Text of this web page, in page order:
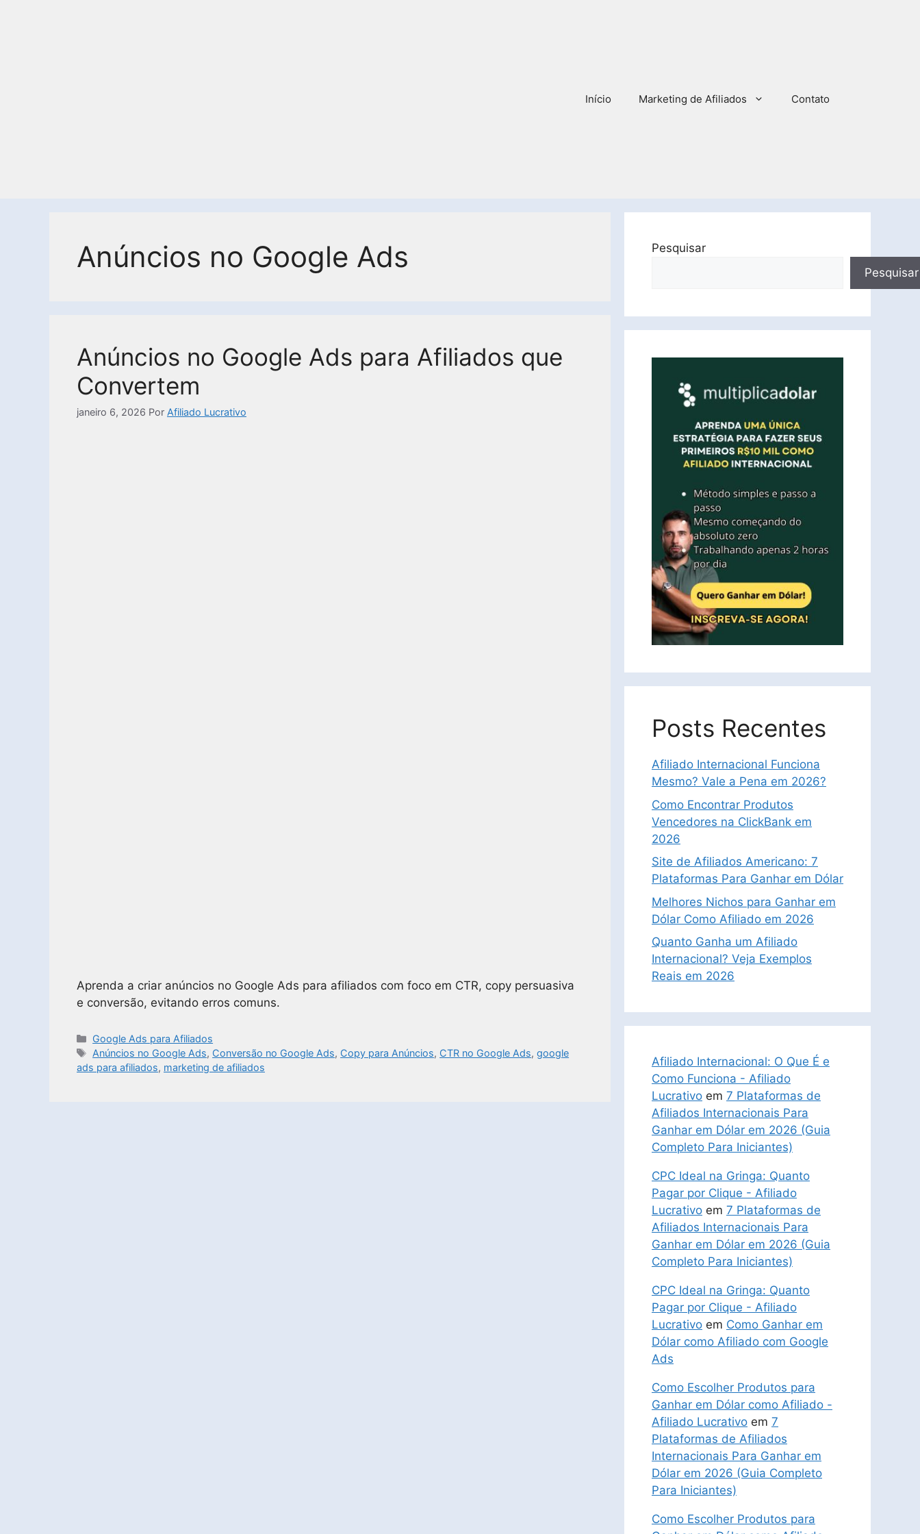
Início Marketing de Afiliados Contato
Anúncios no Google Ads
Anúncios no Google Ads para Afiliados que
Convertem
janeiro 6, 2026 Por Afiliado Lucrativo
Aprenda a criar anúncios no Google Ads para afiliados com foco em CTR, copy persuasiva
e conversão, evitando erros comuns.
Google Ads para Afiliados
Anúncios no Google Ads, Conversão no Google Ads, Copy para Anúncios, CTR no Google Ads,google
ads para afiliados, marketing de afiliados
Pesquisar
Pesquisar
Posts Recentes
Afiliado Internacional Funciona
Mesmo? Vale a Pena em 2026?
Como Encontrar Produtos
Vencedores na ClickBank em
2026
Site de Afiliados Americano: 7
Plataformas Para Ganhar em Dólar
Melhores Nichos para Ganhar em
Dólar Como Afiliado em 2026
Quanto Ganha um Afiliado
Internacional? Veja Exemplos
Reais em 2026
Afiliado Internacional: O Que É e
Como Funciona - Afiliado
Lucrativo em 7 Plataformas de
Afiliados Internacionais Para
Ganhar em Dólar em 2026 (Guia
Completo Para Iniciantes)
CPC Ideal na Gringa: Quanto
Pagar por Clique - Afiliado
Lucrativo em 7 Plataformas de
Afiliados Internacionais Para
Ganhar em Dólar em 2026 (Guia
Completo Para Iniciantes)
CPC Ideal na Gringa: Quanto
Pagar por Clique - Afiliado
Lucrativo em Como Ganhar em
Dólar como Afiliado com Google
Ads
Como Escolher Produtos para
Ganhar em Dólar como Afiliado -
Afiliado Lucrativo em 7
Plataformas de Afiliados
Internacionais Para Ganhar em
Dólar em 2026 (Guia Completo
Para Iniciantes)
Como Escolher Produtos para